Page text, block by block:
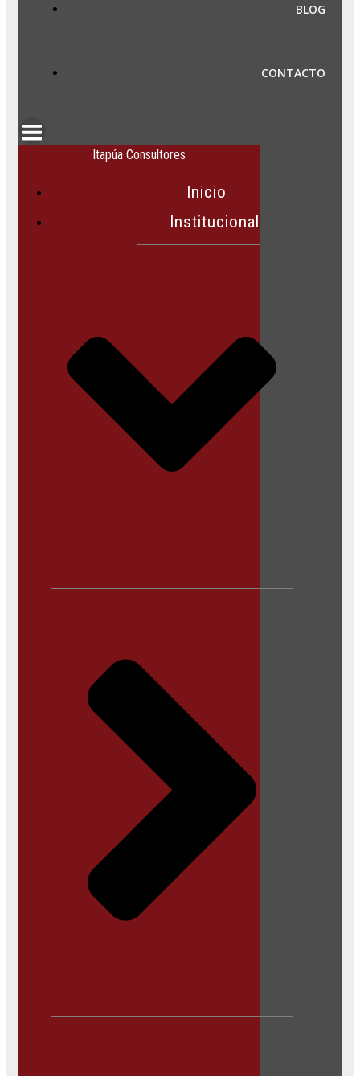
BLOG
CONTACTO
Itapúa Consultores
Inicio
Institucional